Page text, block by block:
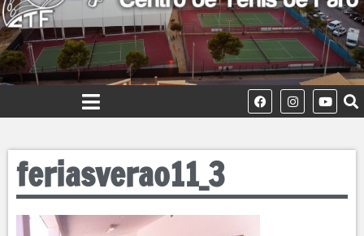
feriasverao11_3